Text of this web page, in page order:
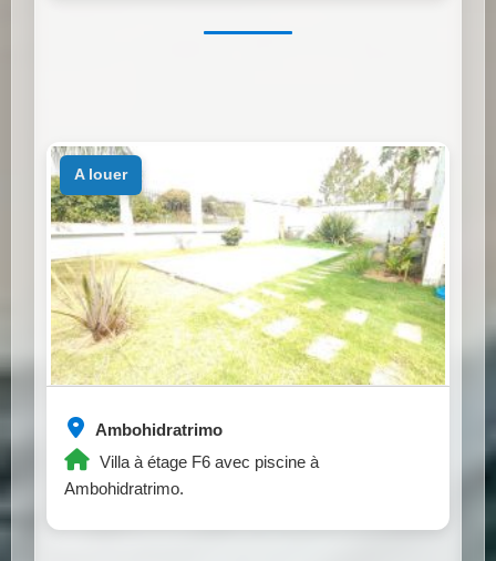
Ambohidratrimo
Villa à étage F6 avec piscine à
Ambohidratrimo.
a louer